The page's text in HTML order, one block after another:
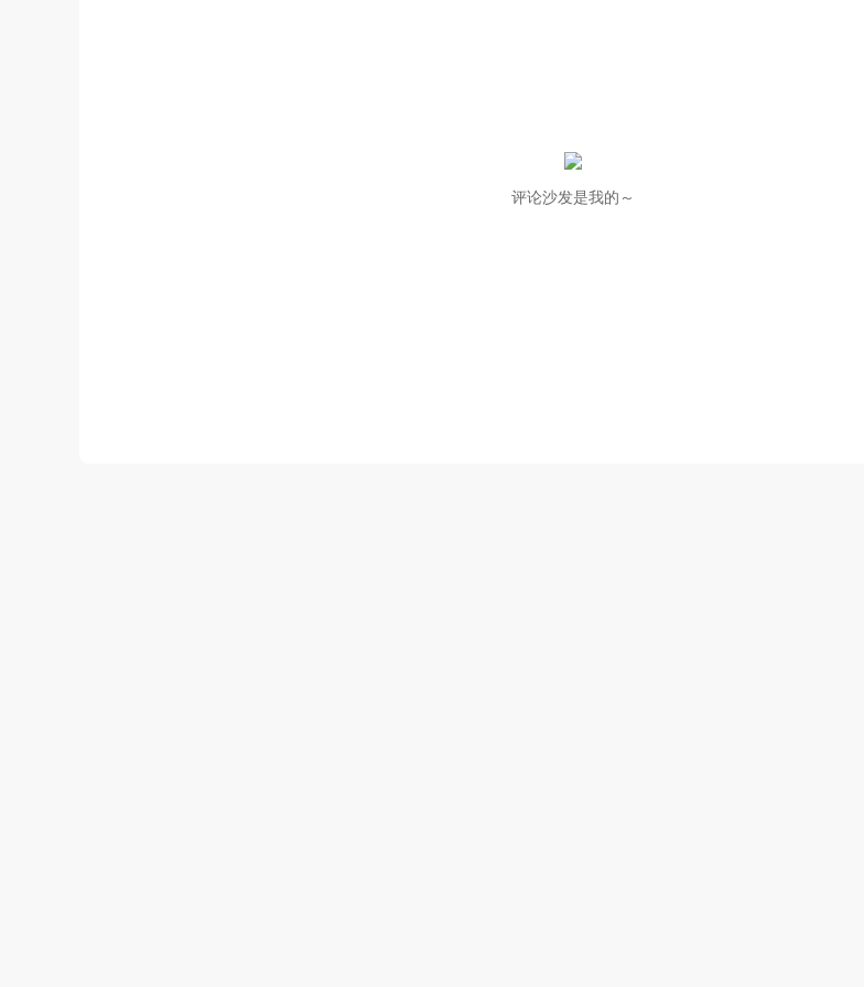
评论沙发是我的～